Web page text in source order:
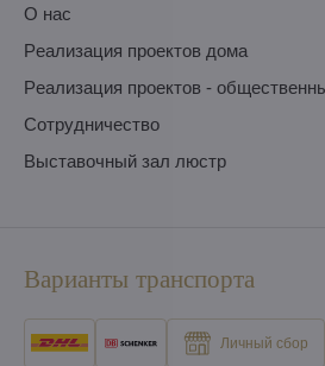
O нас
Pеализация проектов дома
Pеализация проектов -
Сотрудничество
Выставочный зал люстр
Варианты транспорта
Личный сбор